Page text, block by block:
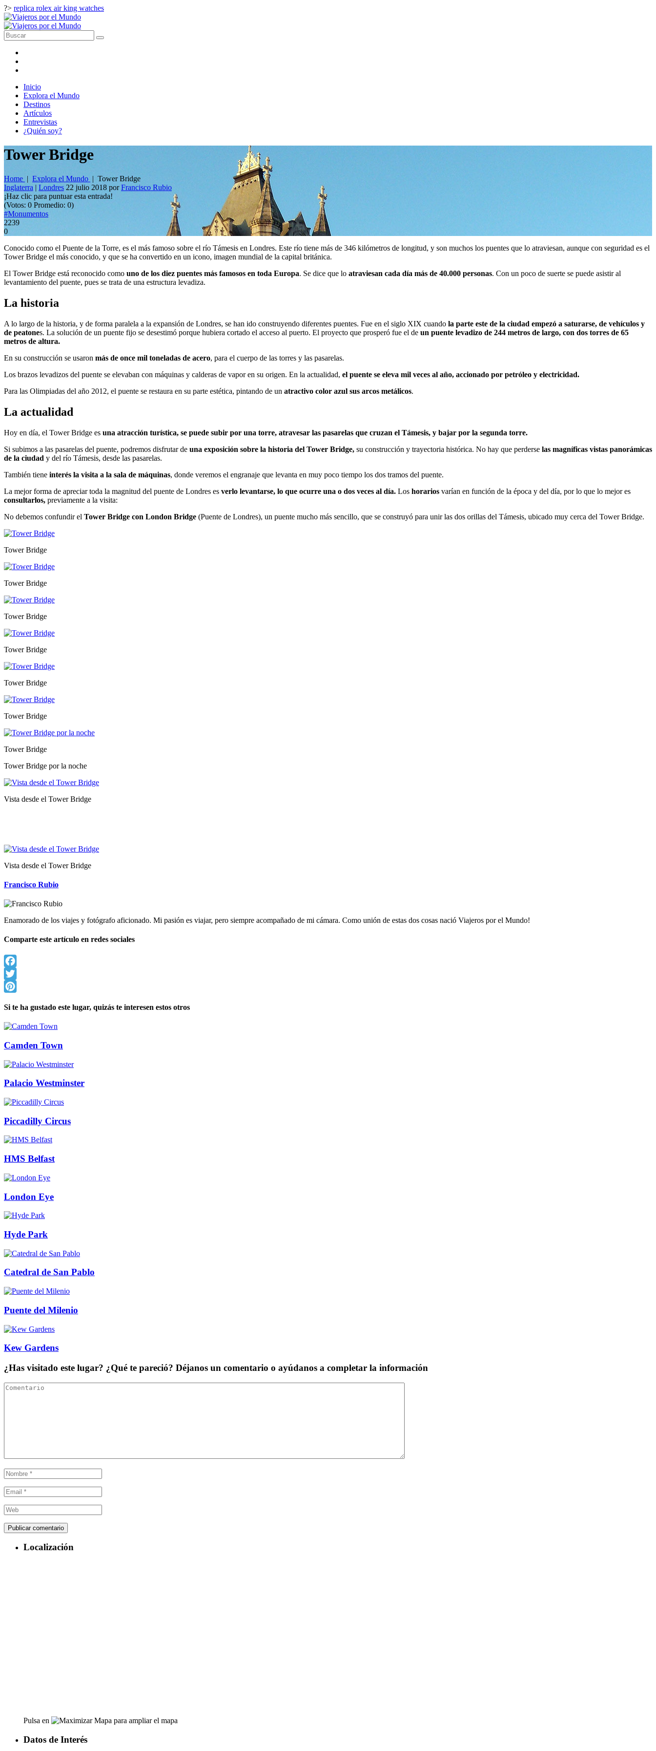
?> replica rolex air king watches
Inicio
Explora el Mundo
Destinos
Artículos
Entrevistas
¿Quién soy?
Tower Bridge
Home | Explora el Mundo | Tower Bridge
Inglaterra | Londres 22 julio 2018 porFrancisco Rubio
¡Haz clic para puntuar esta entrada!
(Votos: 0 Promedio: 0)
#Monumentos
2239
0
Conocido como el Puente de la Torre, es el más famoso sobre el río Támesis en Londres. Este río tiene más de 346 kilómetros de longitud, y son muchos los puentes que lo atraviesan, aunque con seguridad es el
Tower Bridge el más conocido, y que se ha convertido en un icono, imagen mundial de la capital británica.
El Tower Bridge está reconocido como uno de los diez puentes más famosos en toda Europa. Se dice que lo atraviesan cada día más de 40.000 personas. Con un poco de suerte se puede asistir al
levantamiento del puente, pues se trata de una estructura levadiza.
La historia
A lo largo de la historia, y de forma paralela a la expansión de Londres, se han ido construyendo diferentes puentes. Fue en el siglo XIX cuando la parte este de la ciudad empezó a saturarse, de vehículos y
de peatones. La solución de un puente fijo se desestimó porque hubiera cortado el acceso al puerto. El proyecto que prosperó fue el de un puente levadizo de 244 metros de largo, con dos torres de 65
metros de altura.
En su construcción se usaron más de once mil toneladas de acero, para el cuerpo de las torres y las pasarelas.
Los brazos levadizos del puente se elevaban con máquinas y calderas de vapor en su origen. En la actualidad, el puente se eleva mil veces al año, accionado por petróleo y electricidad.
Para las Olimpiadas del año 2012, el puente se restaura en su parte estética, pintando de un atractivo color azul sus arcos metálicos.
La actualidad
Hoy en día, el Tower Bridge es una atracción turística, se puede subir por una torre, atravesar las pasarelas que cruzan el Támesis, y bajar por la segunda torre.
Si subimos a las pasarelas del puente, podremos disfrutar de una exposición sobre la historia del Tower Bridge, su construcción y trayectoria histórica. No hay que perderse las magníficas vistas panorámicas
de la ciudad y del río Támesis, desde las pasarelas.
También tiene interés la visita a la sala de máquinas, donde veremos el engranaje que levanta en muy poco tiempo los dos tramos del puente.
La mejor forma de apreciar toda la magnitud del puente de Londres es verlo levantarse, lo que ocurre una o dos veces al día. Los horarios varían en función de la época y del día, por lo que lo mejor es
consultarlos, previamente a la visita:
No debemos confundir el Tower Bridge con London Bridge (Puente de Londres), un puente mucho más sencillo, que se construyó para unir las dos orillas del Támesis, ubicado muy cerca del Tower Bridge.
Tower Bridge
Tower Bridge
Tower Bridge
Tower Bridge
Tower Bridge
Tower Bridge
Tower Bridge
Tower Bridge por la noche
Vista desde el Tower Bridge
Vista desde el Tower Bridge
Francisco Rubio
Enamorado de los viajes y fotógrafo aficionado. Mi pasión es viajar, pero siempre acompañado de mi cámara. Como unión de estas dos cosas nació Viajeros por el Mundo!
Comparte este artículo en redes sociales
Facebook
Twitter
Si te ha gustado este lugar, quizás te interesen estos otros
Camden Town
Palacio Westminster
Piccadilly Circus
HMS Belfast
London Eye
Hyde Park
Catedral de San Pablo
Puente del Milenio
Kew Gardens
¿Has visitado este lugar? ¿Qué te pareció? Déjanos un comentario o ayúdanos a completar la información
Localización
Pulsa en para ampliar el mapa
Datos de Interés